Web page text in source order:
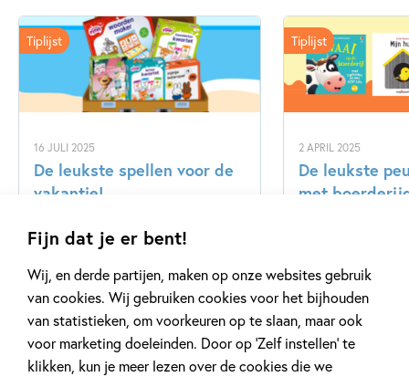
Fijn dat je er bent!
Wij, en derde partijen, maken op onze websites gebruik
van cookies. Wij gebruiken cookies voor het bijhouden
van statistieken, om voorkeuren op te slaan, maar ook
voor marketing doeleinden. Door op ‘Zelf instellen’ te
klikken, kun je meer lezen over de cookies die we
16 JULI 2025
De leukste spellen voor de
vakantie!
Tiplijst
Lees meer
2 APRIL 2025
De leukste
met
Tiplijst
Lees meer
Bekijk alle artikelen